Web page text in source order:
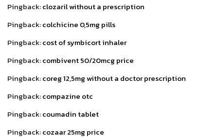
Pingback:clozaril without a prescription
Pingback:colchicine 0,5mg pills
Pingback:cost of symbicort inhaler
Pingback:combivent 50/20mcg price
Pingback:coreg 12,5mg without a doctor prescription
Pingback:compazine otc
Pingback:coumadin tablet
Pingback:cozaar 25mg price